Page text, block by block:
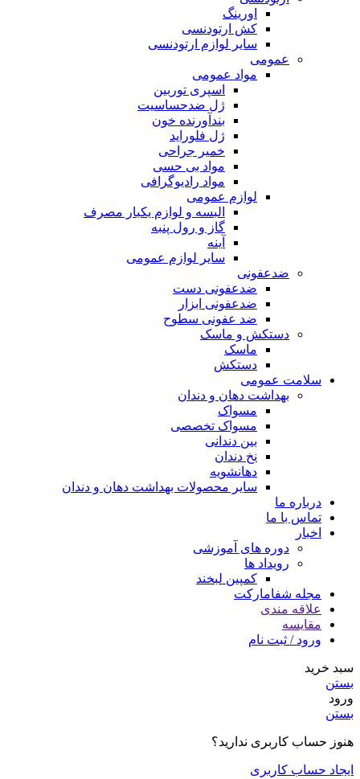
اورینگ
کش ارتودنسی
سایر لوازم ارتودنسی
عمومی
مواد عمومی
اسپری توربین
ژل ضدحساسیت
بندآورنده خون
ژل فلوراید
خمیر جراحی
مواد بی حسی
مواد رادیوگرافی
لوازم عمومی
البسه و لوازم یکبار مصرف
گاز و رول پنبه
آینه
سایر لوازم عمومی
ضدعفونی
ضدعفونی دست
ضدعفونی ابزار
ضد عفونی سطوح
دستکش و ماسک
ماسک
دستکش
سلامت عمومی
بهداشت دهان و دندان
مسواک
مسواک تخصصی
بین دندانی
نخ دندان
دهانشویه
سایر محصولات بهداشت دهان و دندان
درباره ما
تماس با ما
اخبار
دوره های آموزشی
رویداد ها
کمپین لبخند
مجله شفامارکت
علاقه مندی
مقایسه
ورود / ثبت نام
سبد خرید
بستن
ورود
بستن
هنوز حساب کاربری ندارید؟
ایجاد حساب کاربری